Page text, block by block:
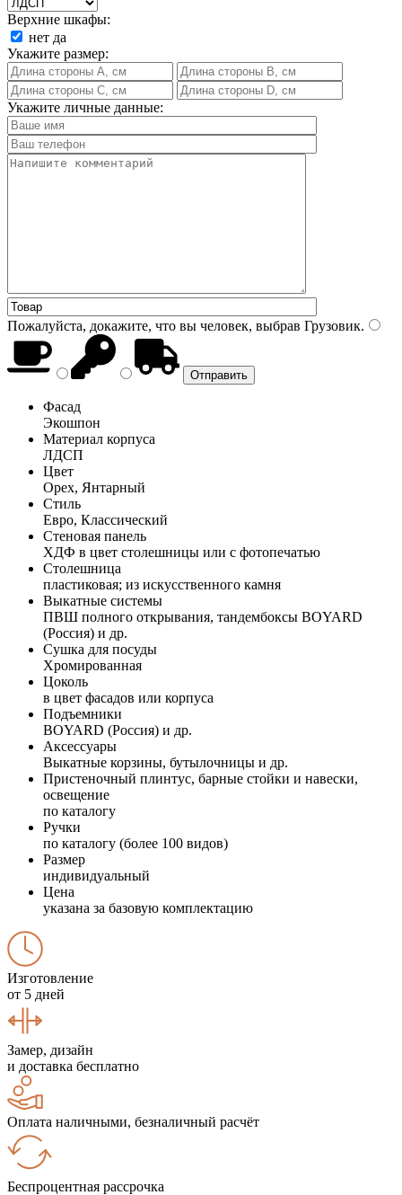
Верхние шкафы:
нет да
Укажите размер:
Укажите личные данные:
Пожалуйста, докажите, что вы человек, выбрав Грузовик.
Фасад
Экошпон
Материал корпуса
ЛДСП
Цвет
Орех, Янтарный
Стиль
Евро, Классический
Стеновая панель
ХДФ в цвет столешницы или с фотопечатью
Столешница
пластиковая; из искусственного камня
Выкатные системы
ПВШ полного открывания, тандембоксы BOYARD
(Россия) и др.
Сушка для посуды
Хромированная
Цоколь
в цвет фасадов или корпуса
Подъемники
BOYARD (Россия) и др.
Аксессуары
Выкатные корзины, бутылочницы и др.
Пристеночный плинтус, барные стойки и навески,
освещение
по каталогу
Ручки
по каталогу (более 100 видов)
Размер
индивидуальный
Цена
указана за базовую комплектацию
Изготовление
от 5 дней
Замер, дизайн
и доставка бесплатно
Оплата наличными, безналичный расчёт
Беспроцентная рассрочка